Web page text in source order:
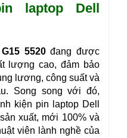
laptop Dell
G15 5520đang được
lượng cao, đảm bảo
lương, công suất và
Song song với đó,
kiện pin laptop Dell
xuất, mới 100% và
viên lành nghề của